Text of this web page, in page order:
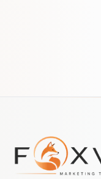
Nawigacja w stopce